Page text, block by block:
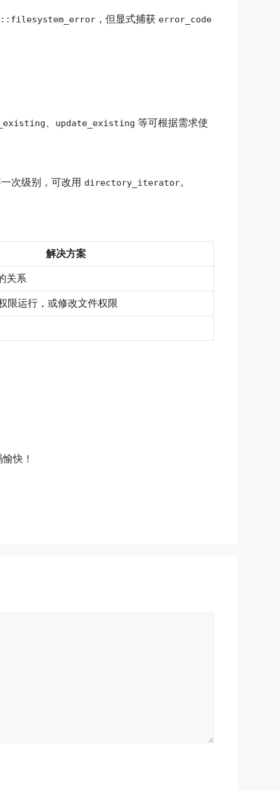
，但显式捕获 error_code
、 update_existing 等可根据需求使
次级别，可改用 directory_iterator。
解决方案
关系
限运行，或修改文件权限
快！